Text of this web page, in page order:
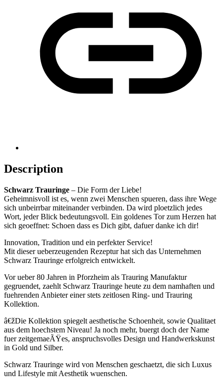
Description
Schwarz Trauringe – Die Form der Liebe!
Geheimnisvoll ist es, wenn zwei Menschen spueren, dass ihre Wege
sich unbeirrbar miteinander verbinden. Da wird ploetzlich jedes
Wort, jeder Blick bedeutungsvoll. Ein goldenes Tor zum Herzen hat
sich geoeffnet: Schoen dass es Dich gibt, dafuer danke ich dir!
Innovation, Tradition und ein perfekter Service!
Mit dieser ueberzeugenden Rezeptur hat sich das Unternehmen
Schwarz Trauringe erfolgreich entwickelt.
Vor ueber 80 Jahren in Pforzheim als Trauring Manufaktur
gegruendet, zaehlt Schwarz Trauringe heute zu dem namhaften und
fuehrenden Anbieter einer stets zeitlosen Ring- und Trauring
Kollektion.
â€žDie Kollektion spiegelt aesthetische Schoenheit, sowie Qualitaet
aus dem hoechstem Niveau! Ja noch mehr, buergt doch der Name
fuer zeitgemaeÃŸes, anspruchsvolles Design und Handwerkskunst
in Gold und Silber.
Schwarz Trauringe wird von Menschen geschaetzt, die sich Luxus
und Lifestyle mit Aesthetik wuenschen.